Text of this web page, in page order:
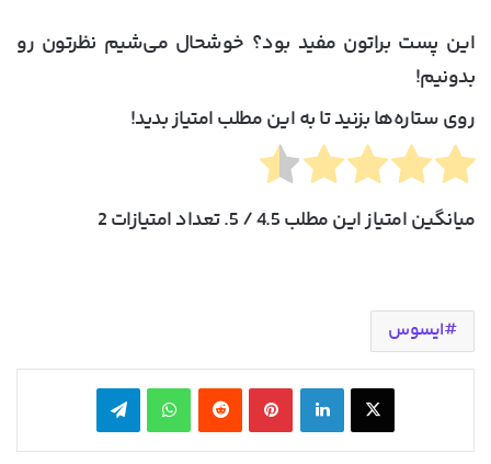
این پست براتون مفید بود؟ خوشحال می‌شیم نظرتون رو
بدونیم!
روی ستاره‌ها بزنید تا به این مطلب امتیاز بدید!
میانگین امتیاز این مطلب4.5/ 5. تعداد امتیازات 2
ایسوس
X لینکدین ‫پین‌ترست‫رددیت واتس آپ تلگرام